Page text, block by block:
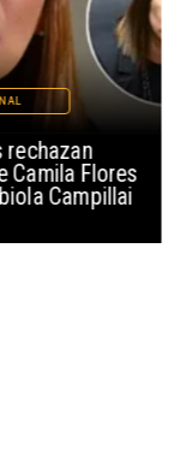
rechazan
Camila Flores
Campillai